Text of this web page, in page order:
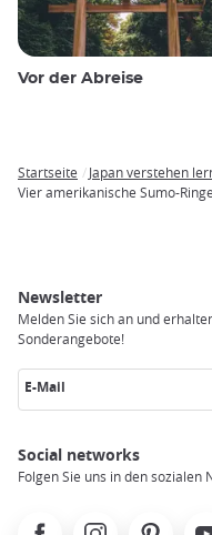
Vor der Abreise
Breadcrumb
Startseite
Japan verstehen
Vier amerikanische Sumo-
Newsletter
Melden Sie sich an und
Sonderangebote!
E-Mail
Social networks
Folgen Sie uns in den sozialen
FacebookInstagramPinterest